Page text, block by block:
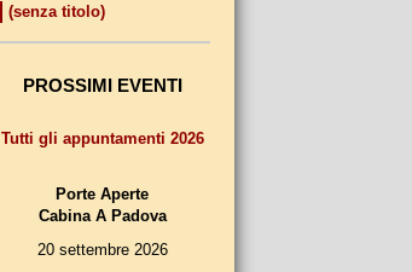
(senza titolo)
PROSSIMI EVENTI
Tutti gli appuntamenti 2026
Porte Aperte
Cabina A Padova
20 settembre 2026